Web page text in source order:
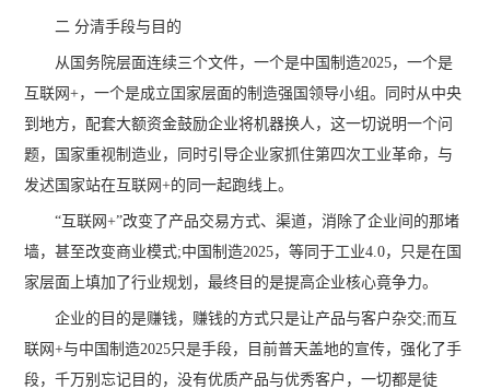
二 分清手段与目的
从国务院层面连续三个文件，一个是中国制造2025，一个是
互联网+，一个是成立囯家层面的制造强国领导小组。同时从中央
到地方，配套大额资金鼓励企业将机器换人，这一切说明一个问
题，国家重视制造业，同时引导企业家抓住第四次工业革命，与
发迖国家站在互联网+的同一起跑线上。
“互联网+”改变了产品交易方式、渠道，消除了企业间的那堵
墙，甚至改变商业模式;中国制造2025，等同于工业4.0，只是在国
家层面上填加了行业规划，最终目的是提高企业核心竟争力。
企业的目的是赚钱，赚钱的方式只是让产品与客户杂交;而互
联网+与中国制造2025只是手段，目前普天盖地的宣传，强化了手
段，千万别忘记目的，没有优质产品与优秀客户，一切都是徒